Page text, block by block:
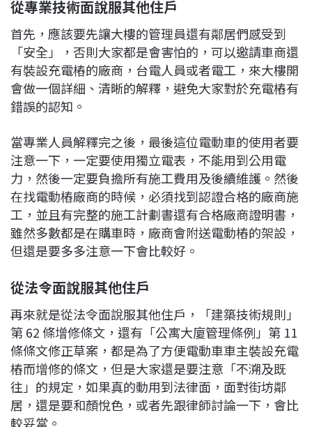
從專業技術面說服其他住戶
首先，應該要先讓大樓的管理員還有鄰居們感受到
「安全」，否則大家都是會害怕的，可以邀請車商還
有裝設充電樁的廠商，台電人員或者電工，來大樓開
會做一個詳細、清晰的解釋，避免大家對於充電樁有
錯誤的認知。
當專業人員解釋完之後，最後這位電動車的使用者要
注意一下，一定要使用獨立電表，不能用到公用電
力，然後一定要負擔所有施工費用及後續維護。然後
在找電動樁廠商的時候，必須找到認證合格的廠商施
工，並且有完整的施工計劃書還有合格廠商證明書，
雖然多數都是在購車時，廠商會附送電動樁的架設，
但還是要多多注意一下會比較好。
從法令面說服其他住戶
再來就是從法令面說服其他住戶，「建築技術規則」
第 62 條增修條文，還有「公寓大廈管理條例」第 11
條條文修正草案，都是為了方便電動車車主裝設充電
樁而增修的條文，但是大家還是要注意「不溯及既
往」的規定，如果真的動用到法律面，面對街坊鄰
居，還是要和顏悅色，或者先跟律師討論一下，會比
較妥當。